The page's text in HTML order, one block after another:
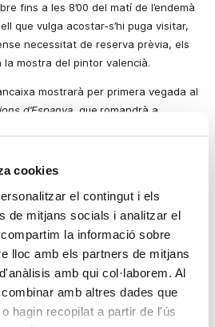
cookies
el contingut i els
de mitjans socials i analitzar el
la informació sobre
lloc amb els partners de mitjans
amb qui col·laborem. Al
amb altres dades que
hagin recopilat a partir de l'ús
fins a les 8’00 del matí de l’endemà
que vulga acostar-s’hi puga visitar,
necessitat de reserva prèvia, els
la mostra del pintor valencià.
mostrarà per primera vegada al
d’Espanya , que romandrà a
de nou a València per exposar-
disfrutar de l’exposició a tots
pogut aconseguir entrades per veure
per al mes de novembre i
comptarà amb les últimes
de guies multimèdia mòbils amb